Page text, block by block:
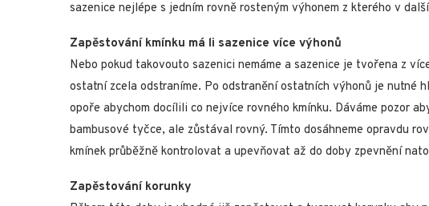
sazenice nejlépe s jedním rovně rosteným výhonem z kterého v
Zapěstování kmínku má li sazenice více výhonů
Nebo pokud takovouto sazenici nemáme a sazenice je tvořena z
ostatní zcela odstraníme. Po odstranění ostatních výhonů je nutné
opoře abychom docílili co nejvíce rovného kmínku. Dáváme pozor
bambusové tyčce, ale zůstával rovný. Tímto dosáhneme opravdu
kmínek průběžně kontrolovat a upevňovat až do doby zpevnění
Zapěstování korunky